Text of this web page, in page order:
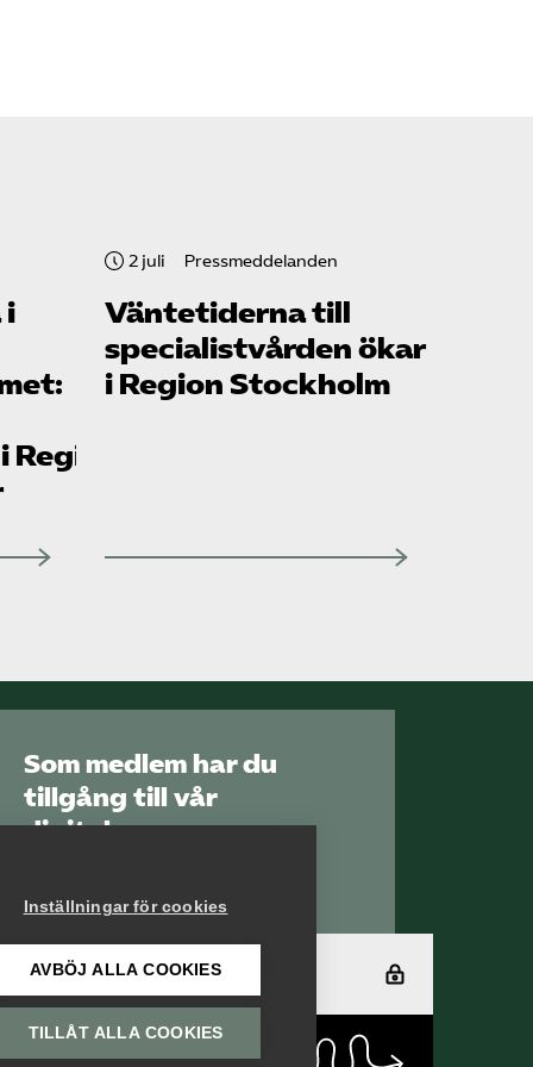
i
2 juli Pressmeddelanden
Väntetiderna till
specialistvården ökar
i Region Stockholm
Som medlem har du
tillgång till vår
digitala
Arbetsgivarguiden
Logga in
Bli medlem
Inställningar för cookies
AVBÖJ ALLA COOKIES
TILLÅT ALLA COOKIES